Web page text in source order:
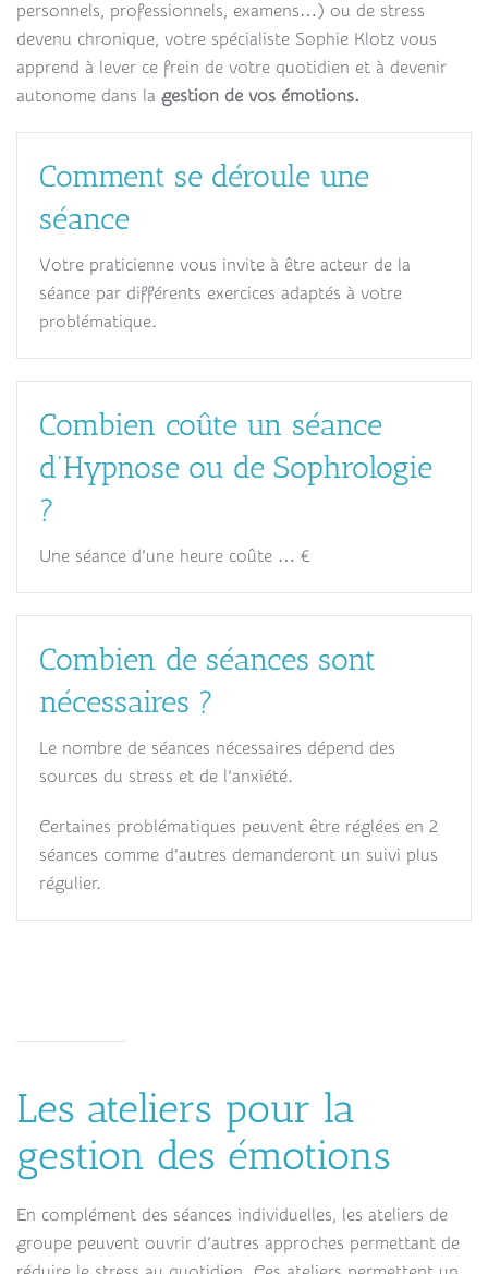
personnels, professionnels, examens…) ou de stress
devenu chronique, votre spécialiste Sophie Klotz vous
apprend à lever ce frein de votre quotidien et à devenir
autonome dans la gestion de vos émotions.
Comment se déroule une
séance
Votre praticienne vous invite à être acteur de la
séance par différents exercices adaptés à votre
problématique.
Combien coûte un séance
d’Hypnose ou de Sophrologie
?
Une séance d’une heure coûte … €
Combien de séances sont
nécessaires ?
Le nombre de séances nécessaires dépend des
sources du stress et de l’anxiété.
Certaines problématiques peuvent être réglées en 2
séances comme d’autres demanderont un suivi plus
régulier.
Les ateliers pour la
gestion des émotions
En complément des séances individuelles, les ateliers de
groupe peuvent ouvrir d’autres approches permettant de